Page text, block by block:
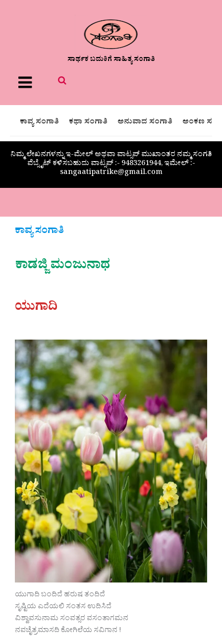
ಸಾರ್ಥಕ ಬದುಕಿಗೆ ಸಾಹಿತ್ಯ ಸಂಗಾತಿ
Menu
ಕಾವ್ಯ ಸಂಗಾತಿ ಕಥಾ ಸಂಗಾತಿ ಅನುವಾದ ಸಂಗಾತಿ ಅಂಕಣ
ನಿಮ್ಮ ಲೇಖನಗಳನ್ನು ಇ-ಮೇಲ್ ಅಥವಾ ವಾಟ್ಸಪ್ ಮುಖಾಂತರ ನಮ್ಮ ಸಂಗತಿ
ವೆಬ್ಸೈಟ್ ಕಳಿಸಬಹುದು ವಾಟ್ಸಪ್‌ :- 9483261944, ಇಮೇಲ್ :-
sangaatipatrike@gmail.com
ಕಾವ್ಯ ಸಂಗಾತಿ
ಕಾಡಜ್ಜಿ ಮಂಜುನಾಥ
ಯುಗಾದಿ
ಯುಗಾದಿ ಬಂದಿದೆ ಹರುಷ ತಂದಿದೆ
ಸೃಷ್ಟಿಯ ಎದೆಯಲಿ ಸಂತಸ ಉದಿಸಿದೆ
ವಿಶ್ವಾವಸುನಾಮ ಸಂವತ್ಸರ ವಸಂತಾಗಮನ
ನವಚೈತ್ರಮಾಸದಿ ಕೋಗಿಲೆಯ ಸವಿಗಾನ !